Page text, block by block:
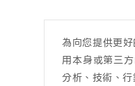
為向您提供更
用本身或第三
分析、技術、